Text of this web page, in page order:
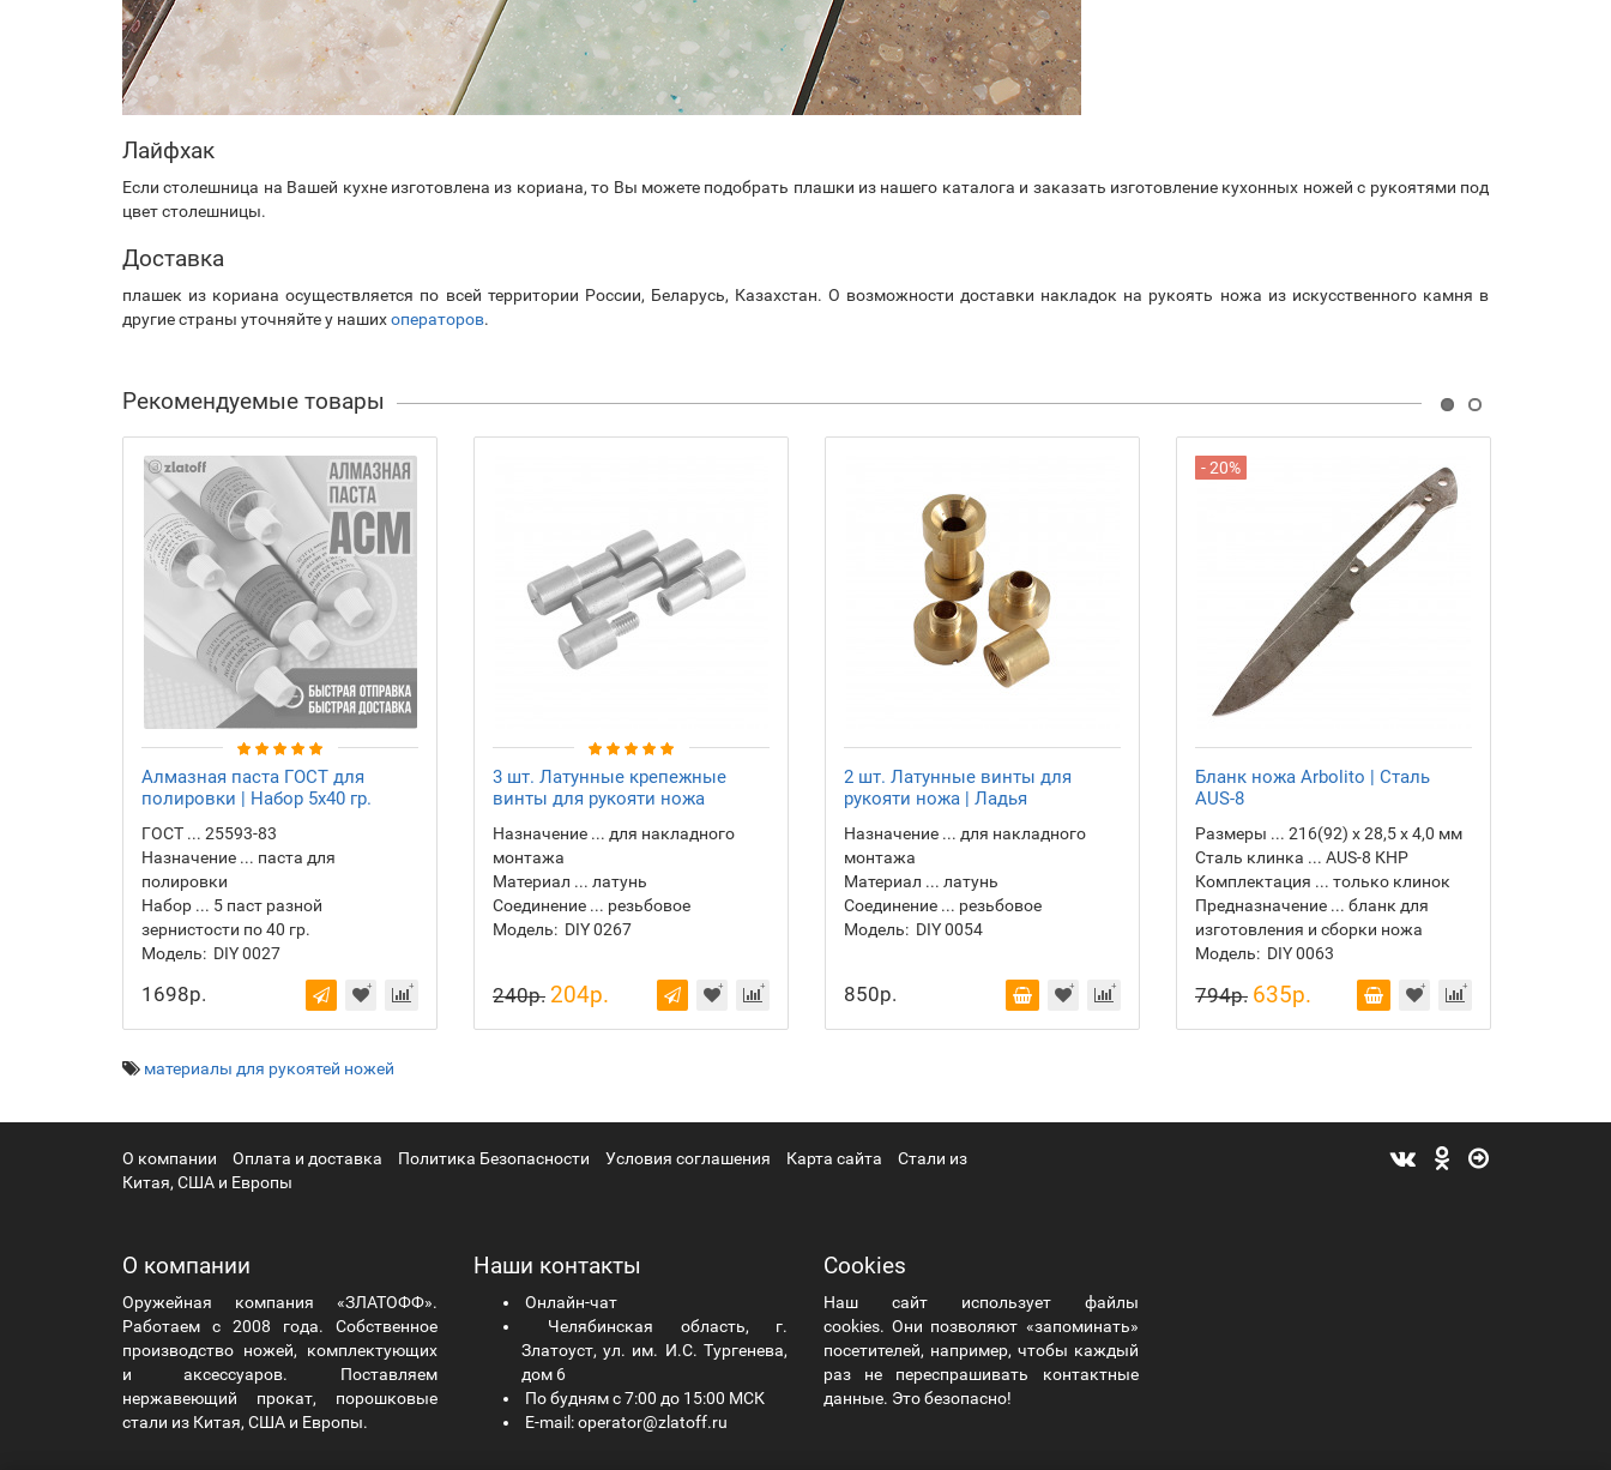
Лайфхак
Если столешница на Вашей кухне изготовлена из кориана, то Вы можете подобрать плашки из нашего каталога и заказать изготовление кухонных ножей с рукоятями под
цвет столешницы.
Доставка
плашек из кориана осуществляется по всей территории России, Беларусь, Казахстан. О возможности доставки накладок на рукоять ножа из искусственного камня в
другие страны уточняйте у нашихоператоров.
Рекомендуемые товары
Алмазная паста ГОСТ для
полировки | Набор 5х40 гр.
ГОСТ ... 25593-83
Назначение ... паста для
полировки
Набор ... 5 паст разной
зернистости по 40 гр.
Модель: DIY 0027
1698р.
3 шт. Латунные крепежные
винты для рукояти ножа
Назначение ... для накладного
монтажа
Материал ... латунь
Соединение ... резьбовое
Модель: DIY 0267
240р. 204р.
2 шт. Латунные винты для
рукояти ножа | Ладья
Назначение ... для накладного
монтажа
Материал ... латунь
Соединение ... резьбовое
Модель: DIY 0054
850р.
- 20%
Бланк ножа Arbolito | Сталь
AUS-8
Размеры ... 216(92) х 28,5 х 4,0 мм
Сталь клинка ... AUS-8 КНР
Комплектация ... только клинок
Предназначение ... бланк для
изготовления и сборки ножа
Модель: DIY 0063
794р. 635р.
материалы для рукоятей ножей
О компании Оплата и доставка Политика Безопасности Условия соглашения Карта сайта
Стали из
Китая, США и Европы
О компании
Оружейная компания «ЗЛАТОФФ».
Работаем с 2008 года. Собственное
производство ножей, комплектующих
и аксессуаров. Поставляем
нержавеющий прокат, порошковые
стали из Китая, США и Европы.
Наши контакты
Онлайн-чат
Челябинская область, г.
Златоуст, ул. им. И.С. Тургенева,
дом 6
По будням с 7:00 до 15:00 МСК
E-mail: operator@zlatoff.ru
Cookies
Наш сайт использует файлы
cookies. Они позволяют «запоминать»
посетителей, например, чтобы каждый
раз не переспрашивать контактные
данные. Это безопасно!